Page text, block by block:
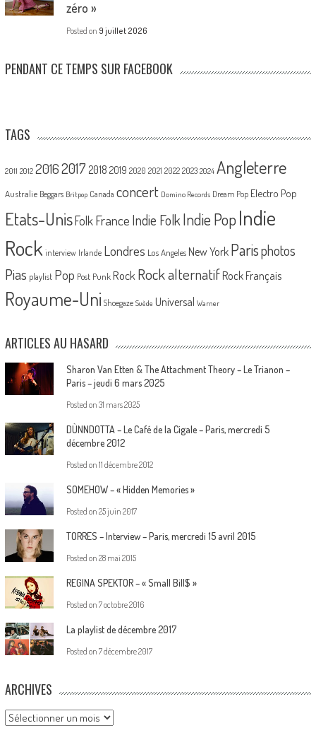
zéro »
Posted on 9 juillet 2026
PENDANT CE TEMPS SUR FACEBOOK
TAGS
2011 2012 20162017 2018 2019 2020 2021 2022 2023 2024 Angleterre
Australie Beggars Britpop Canada concert Domino Records Dream Pop Electro Pop
Etats-UnisFolk France Indie Folk Indie PopIndie
Rock interview Irlande Londres Los Angeles New York Parisphotos
Pias playlist Pop Post Punk Rock Rock alternatif Rock Français
Royaume-Uni Shoegaze Suède Universal Warner
ARTICLES AU HASARD
Sharon Van Etten & The Attachment Theory – Le Trianon –
Paris – jeudi 6 mars 2025
Posted on 31 mars 2025
DÙNNDOTTA – Le Café de la Cigale – Paris, mercredi 5
décembre 2012
Posted on 11 décembre 2012
SOMEHOW – « Hidden Memories »
Posted on 25 juin 2017
TORRES – Interview – Paris, mercredi 15 avril 2015
Posted on 28 mai 2015
REGINA SPEKTOR – « Small Bill$ »
Posted on 7 octobre 2016
La playlist de décembre 2017
Posted on 7 décembre 2017
ARCHIVES
Archives